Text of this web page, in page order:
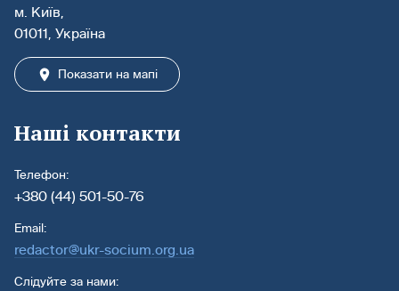
м. Київ,
01011, Україна
Показати на мапі
Наші контакти
Телефон:
+380 (44) 501-50-76
Email:
redactor@ukr-socium.org.ua
Слідуйте за нами: